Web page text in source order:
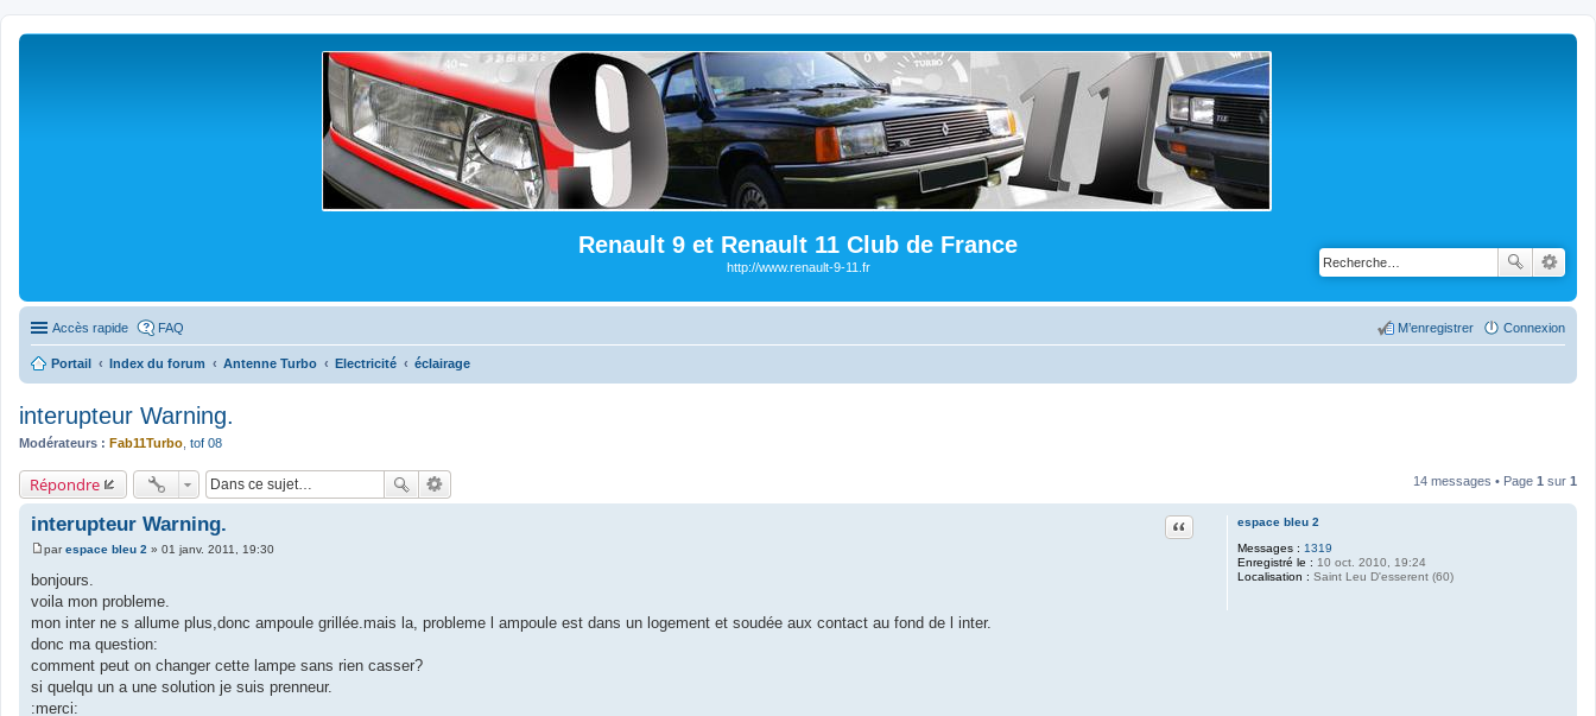
Renault 9 et Renault 11 Club de France
http://www.renault-9-11.fr
Accès rapide FAQ Connexion
M’enregistrer
Portail Index du forum Antenne Turbo Electricité éclairage
interupteur Warning.
Modérateurs : Fab11Turbo tof 08
Répondre 14 messages • Page 1 sur 1
espace bleu 2
Messages : 1319
Enregistré le : 10 oct. 2010, 19:24
Localisation : Saint Leu D'esserent (60)
interupteur Warning. Citation
M
s
s
g
e
parespace bleu 2 » 01 janv. 2011, 19:30
bonjours.
voila mon probleme.
mon inter ne s allume plus,donc ampoule grillée.mais la, probleme l ampoule est dans un logement et soudée aux contact au fond de l inter.
donc ma question:
comment peut on changer cette lampe sans rien casser?
si quelqu un a une solution je suis prenneur.
:merci: